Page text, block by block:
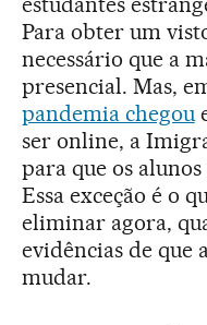
Para obter um
necessário que a
presencial. Mas,
pandemia chegou
ser online, a
para que os
Essa exceção é o
eliminar agora,
evidências de que
mudar.